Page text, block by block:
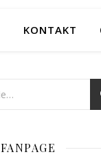
KONTAKT
FANPAGE